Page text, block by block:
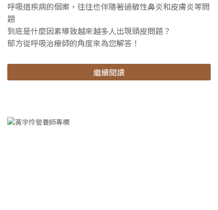
呼吸道疾病的個案，往往也伴隨著過敏性鼻炎和皮膚炎等問
題
到底是什麼因素導致越來越多人出現頭皮問題？
郁方從呼吸治療師的角度來為您解答！
繼續閱讀